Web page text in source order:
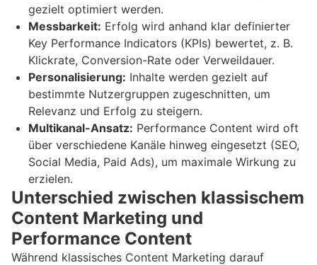
gezielt optimiert werden.
Messbarkeit: Erfolg wird anhand klar definierter
Key Performance Indicators (KPIs) bewertet, z. B.
Klickrate, Conversion-Rate oder Verweildauer.
Personalisierung: Inhalte werden gezielt auf
bestimmte Nutzergruppen zugeschnitten, um
Relevanz und Erfolg zu steigern.
Multikanal-Ansatz: Performance Content wird oft
über verschiedene Kanäle hinweg eingesetzt (SEO,
Social Media, Paid Ads), um maximale Wirkung zu
erzielen.
Unterschied zwischen klassischem
Content Marketing und
Performance Content
Während klassisches Content Marketing darauf